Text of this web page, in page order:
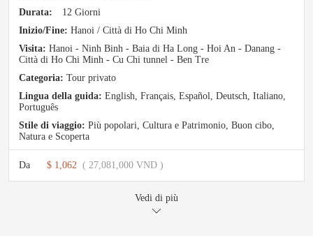
Durata:
12 Giorni
Inizio/Fine: Hanoi / Città di Ho Chi Minh
Visita: Hanoi - Ninh Binh - Baia di Ha Long - Hoi An - Danang -
Città di Ho Chi Minh - Cu Chi tunnel - Ben Tre
Categoria: Tour privato
Lingua della guida: English, Français, Español, Deutsch, Italiano,
Português
Stile di viaggio: Più popolari Cultura e Patrimonio Buon cibo
Natura e Scoperta
Da $ 1,062 ( 27,081,000 VND )
Vedi di più